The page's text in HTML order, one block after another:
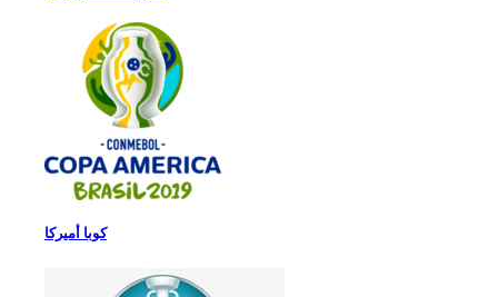
كوبا أميركا